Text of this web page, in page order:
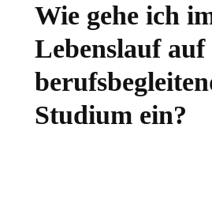
Wie gehe ich
Lebenslauf auf
Studium ein?